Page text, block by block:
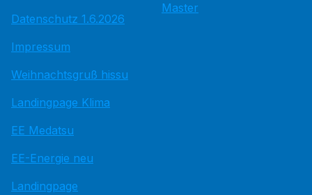
Datenschutz 1.6.2026
Impressum
Weihnachtsgruß hissu
Landingpage Klima
EE Medatsu
EE-Energie neu
Landingpage
Master